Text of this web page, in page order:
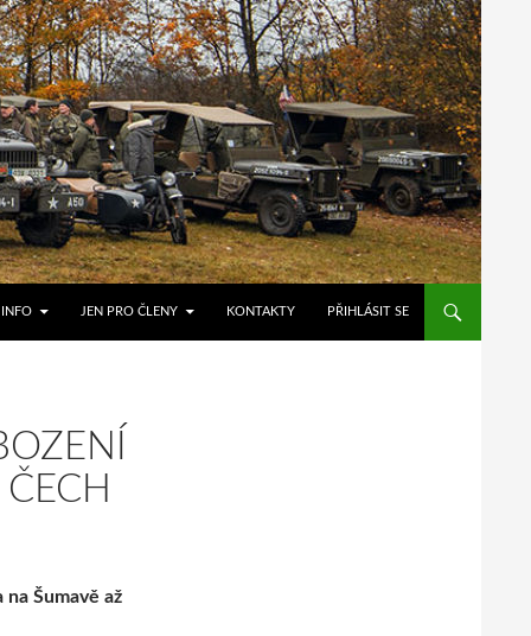
INFO JEN PRO ČLENY KONTAKTY PŘIHLÁSIT SE
Šumavě až